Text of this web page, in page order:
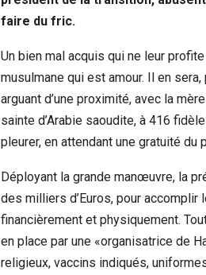
faire du fric.
Un bien mal acquis qui ne leur
musulmane qui est amour. Il en
arguant d’une proximité, avec la
sainte d’Arabie saoudite, à 416
pleurer, en attendant une gratuité du
Déployant la grande manœuvre, la
des milliers d’Euros, pour accomplir
financièrement et physiquement.
en place par une «organisatrice de
religieux, vaccins indiqués,